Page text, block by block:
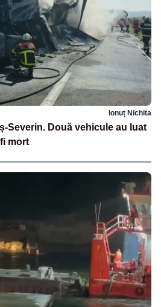
Ionuț Nichita
Severin. Două vehicule au luat
mort